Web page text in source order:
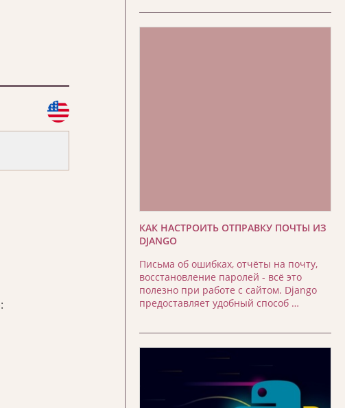
КАК НАСТРОИТЬ ОТПРАВКУ ПОЧТЫ ИЗ
DJANGO
Письма об ошибках, отчёты на почту,
восстановление паролей - всё это
полезно при работе с сайтом. Django
предоставляет удобный способ …